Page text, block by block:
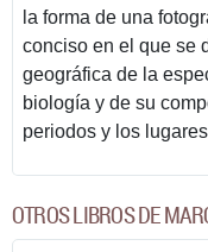
la forma de una
conciso en el que se
geográfica de la
biología y de su
periodos y los
OTROS LIBROS DE